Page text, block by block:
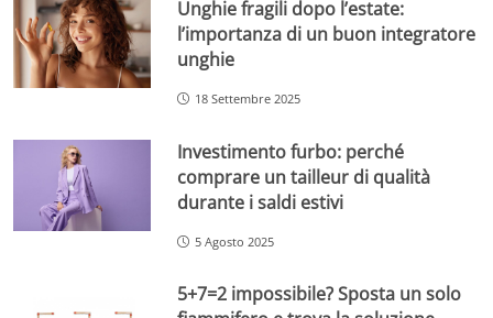
Unghie fragili dopo l’estate:
l’importanza di un buon integratore
unghie
18 Settembre 2025
Investimento furbo: perché
comprare un tailleur di qualità
durante i saldi estivi
5 Agosto 2025
5+7=2 impossibile? Sposta un solo